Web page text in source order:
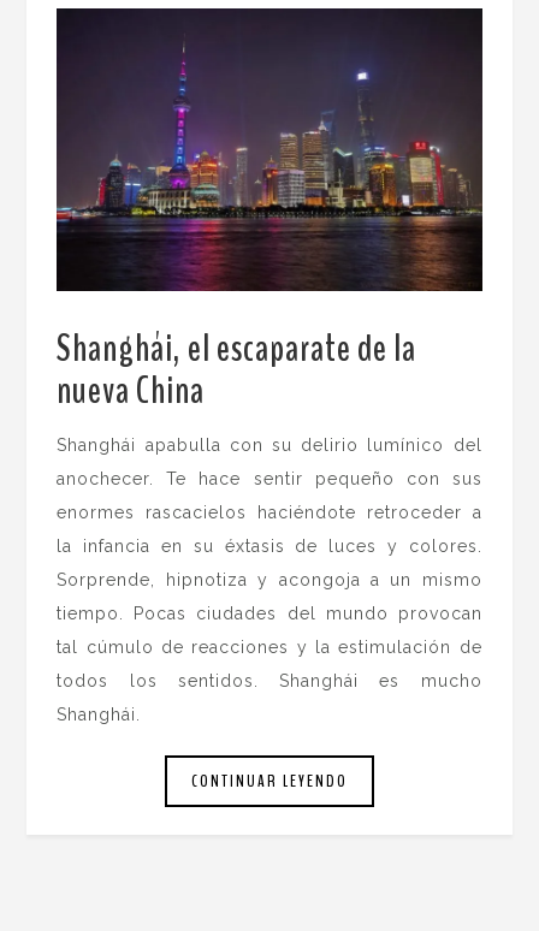
Shanghái, el escaparate de la
nueva China
Shanghái apabulla con su delirio lumínico del
anochecer. Te hace sentir pequeño con sus
enormes rascacielos haciéndote retroceder a
la infancia en su éxtasis de luces y colores.
Sorprende, hipnotiza y acongoja a un mismo
tiempo. Pocas ciudades del mundo provocan
tal cúmulo de reacciones y la estimulación de
todos los sentidos. Shanghái es mucho
Shanghái.
CONTINUAR LEYENDO